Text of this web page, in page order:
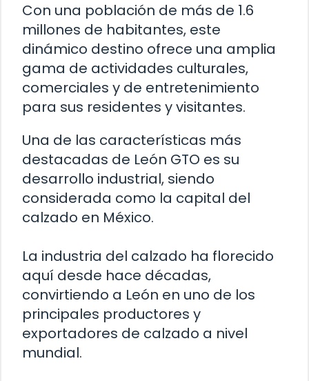
Con una población de más de 1.6
millones de habitantes, este
dinámico destino ofrece una amplia
gama de actividades culturales,
comerciales y de entretenimiento
para sus residentes y visitantes.
Una de las características más
destacadas de León GTO es su
desarrollo industrial, siendo
considerada como la capital del
calzado en México.
La industria del calzado ha florecido
aquí desde hace décadas,
convirtiendo a León en uno de los
principales productores y
exportadores de calzado a nivel
mundial.